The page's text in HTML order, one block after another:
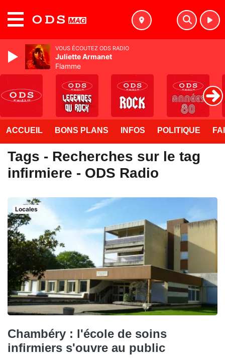
ACCUEIL BONS PLANS INFOS POLITIQUE
Tags - Recherches sur le tag
infirmiere - ODS Radio
Locales
Chambéry : l'école de soins
infirmiers s'ouvre au public
VOUS ÉCOUTEZ ODS RADIO
Juliette Armanet
Flamme